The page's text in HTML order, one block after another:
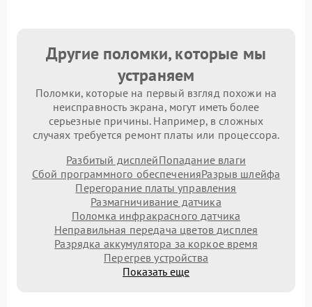
Другие поломки, которые мы
устраняем
Поломки, которые на первый взгляд похожи на
неисправность экрана, могут иметь более
серьезные причины. Например, в сложных
случаях требуется ремонт платы или процессора.
Разбитый дисплейПопадание влаги
Сбой программного обеспеченияРазрыв шлейфа
Перегорание платы управления
Размагничивание датчика
Поломка инфракрасного датчика
Неправильная передача цветов дисплея
Разрядка аккумулятора за коркое время
Перегрев устройства
Показать еще